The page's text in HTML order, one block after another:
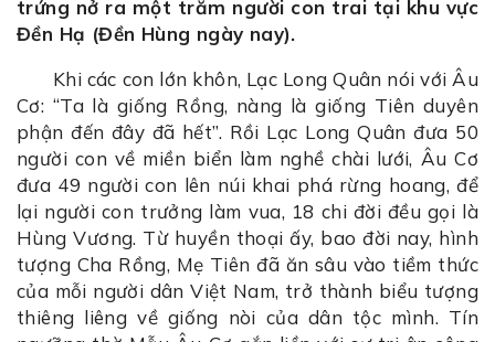
trứng nở ra một trăm người con trai tại khu vực
Đền Hạ (Đền Hùng ngày nay).
Khi các con lớn khôn, Lạc Long Quân nói với Âu
Cơ: “Ta là giống Rồng, nàng là giống Tiên duyên
phận đến đây đã hết”. Rồi Lạc Long Quân đưa 50
người con về miền biển làm nghề chài lưới, Âu Cơ
đưa 49 người con lên núi khai phá rừng hoang, để
lại người con trưởng làm vua, 18 chi đời đều gọi là
Hùng Vương. Từ huyền thoại ấy, bao đời nay, hình
tượng Cha Rồng, Mẹ Tiên đã ăn sâu vào tiềm thức
của mỗi người dân Việt Nam, trở thành biểu tượng
thiêng liêng về giống nòi của dân tộc mình. Tín